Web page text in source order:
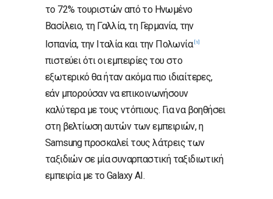
το 72% τουριστών από το Ηνωμένο
Βασίλειο, τη Γαλλία, τη Γερμανία, την
Ισπανία, την Ιταλία και την Πολωνία[1]
πιστεύει ότι οι εμπειρίες του στο
εξωτερικό θα ήταν ακόμα πιο ιδιαίτερες,
εάν μπορούσαν να επικοινωνήσουν
καλύτερα με τους ντόπιους. Για να βοηθήσει
στη βελτίωση αυτών των εμπειριών, η
Samsung προσκαλεί τους λάτρεις των
ταξιδιών σε μία συναρπαστική ταξιδιωτική
εμπειρία με το Galaxy AI.